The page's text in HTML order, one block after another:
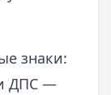
знаки:
ДПС —